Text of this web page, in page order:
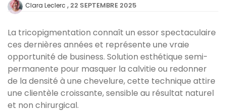
Clara Leclerc 22 SEPTEMBRE 2025
La tricopigmentation connaît un essor spectaculaire
ces dernières années et représente une vraie
opportunité de business. Solution esthétique semi-
permanente pour masquer la calvitie ou redonner
de la densité à une chevelure, cette technique attire
une clientèle croissante, sensible au résultat naturel
et non chirurgical.